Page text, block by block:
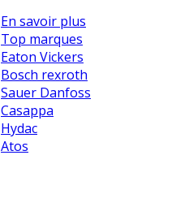
En savoir plus
Top marques
Eaton Vickers
Bosch rexroth
Sauer Danfoss
Casappa
Hydac
Atos